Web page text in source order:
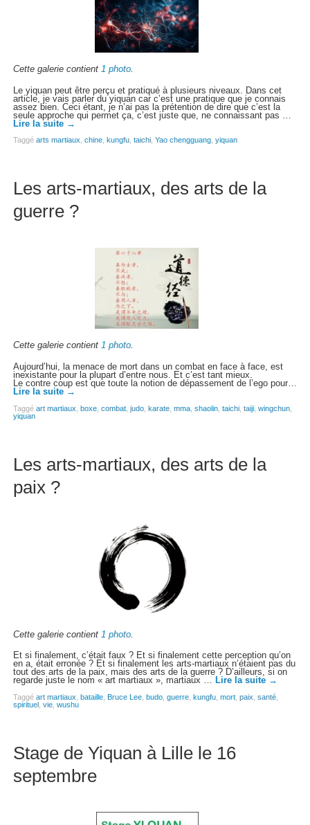
Cette galerie contient 1 photo.
Le yiquan peut être perçu et pratiqué à plusieurs niveaux. Dans cet
article, je vais parler du yiquan car c’est une pratique que je connais
assez bien. Ceci étant, je n’ai pas la prétention de dire que c’est la
seule approche qui permet ça, c’est juste que, ne connaissant pas …
Lire la suite →
Taggé arts martiaux, chine, kungfu, taichi, Yao chengguang, yiquan
Les arts-martiaux, des arts de la
guerre ?
Cette galerie contient 1 photo.
Aujourd’hui, la menace de mort dans un combat en face à face, est
inexistante pour la plupart d’entre nous. Et c’est tant mieux.
Le contre coup est que toute la notion de dépassement de l’ego pour…
Lire la suite →
Taggé art martiaux boxe, combat, judo, karate, mma, shaolin, taichi, taiji, wingchun,
yiquan
Les arts-martiaux, des arts de la
paix ?
Cette galerie contient 1 photo.
Et si finalement, c’était faux ? Et si finalement cette perception qu’on
en a, était erronée ? Et si finalement les arts-martiaux n’étaient pas du
tout des arts de la paix, mais des arts de la guerre ? D’ailleurs, si on
regarde juste le nom « art martiaux », martiaux … Lire la suite →
Taggé art martiaux bataille, Bruce Lee, budo, guerre, kungfu, mort, paix santé,
spirituel, vie, wushu
Stage de Yiquan à Lille le 16
septembre